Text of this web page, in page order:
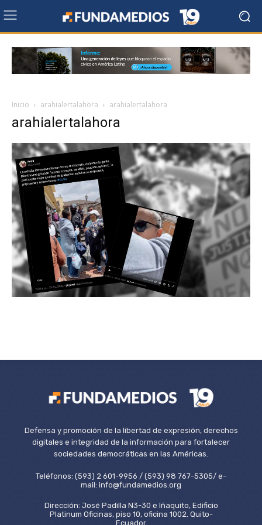
Inicio arahialertalahora arahialertalahora
arahialertalahora
Defensa y promoción de la libertad de expresión, derechos
digitales e integridad de la información para fortalecer
sociedades democráticas en las Américas.
Teléfonos: (593) 2 601-9956 / (593) 98 767-5305/ e-
mail: info@fundamedios.org
Dirección: José Padilla N3-30 e Iñaquito, Edificio
Platinum Oficinas, piso 10, oficina 1002. Quito-
Ecuador